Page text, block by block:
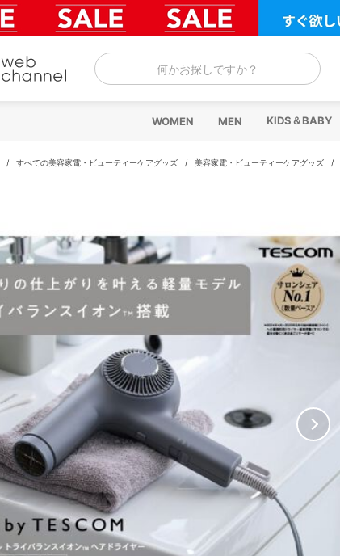
何かお探しですか？
WOMEN MEN KIDS＆BABY
/ すべての美容家電・ビューティーケアグッズ / 美容家電・ビューティーケアグッズ /